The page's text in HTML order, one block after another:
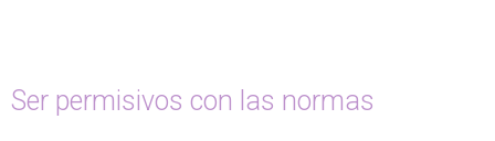
Ser permisivos con las normas